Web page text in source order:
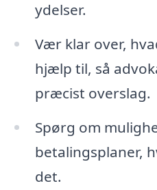
ydelser.
Vær klar over,
hjælp til, så
præcist overslag.
Spørg om
betalingsplaner,
det.